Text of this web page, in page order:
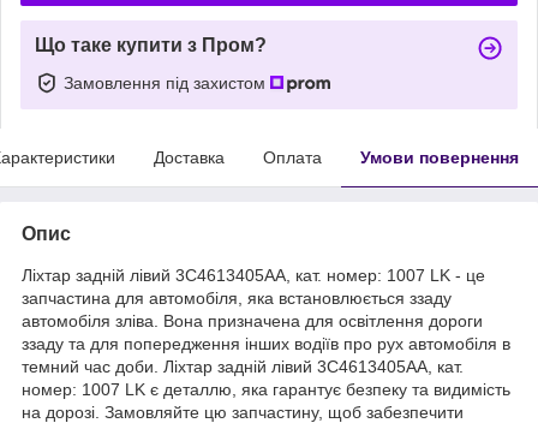
Що таке купити з Пром?
Замовлення під захистом
Доставка Оплата Умови повернення
Опис
Ліхтар задній лівий 3C4613405AA, кат. номер: 1007 LK - це
запчастина для автомобіля, яка встановлюється ззаду
автомобіля зліва. Вона призначена для освітлення дороги
ззаду та для попередження інших водіїв про рух автомобіля в
темний час доби. Ліхтар задній лівий 3C4613405AA, кат.
номер: 1007 LK є деталлю, яка гарантує безпеку та видимість
на дорозі. Замовляйте цю запчастину, щоб забезпечити